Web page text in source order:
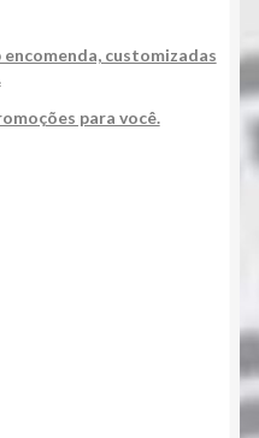
customizadas
para você.